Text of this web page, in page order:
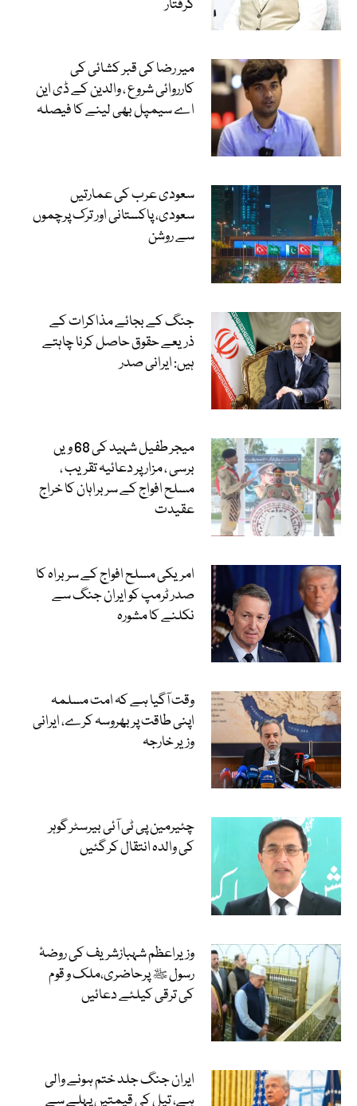
گرفتار
میر رضا کی قبر کشائی کی
کارروائی شروع ، والدین کے ڈی این
اے سیمپل بھی لینے کا فیصلہ
سعودی عرب کی عمارتیں
سعودی، پاکستانی اور ترک پرچموں
سے روشن
جنگ کے بجائے مذاکرات کے
ذریعے حقوق حاصل کرنا چاہتے
ہیں: ایرانی صدر
میجر طفیل شہید کی 68 ویں
برسی ، مزار پر دعائیہ تقریب ،
مسلح افواج کے سربراہان کا خراج
عقیدت
امریکی مسلح افواج کے سربراہ کا
صدر ٹرمپ کو ایران جنگ سے
نکلنے کا مشورہ
وقت آگیا ہے کہ امت مسلمہ
اپنی طاقت پر بھروسہ کرے، ایرانی
وزیر خارجہ
چئیرمین پی ٹی آئی بیرسٹر گوہر
کی والدہ انتقال کر گئیں
وزیراعظم شہبازشریف کی روضۂ
رسول ﷺ پرحاضری،ملک و قوم
کی ترقی کیلئے دعائیں
ایران جنگ جلد ختم ہونے والی
ہے، تیل کی قیمتیں پہلے سے